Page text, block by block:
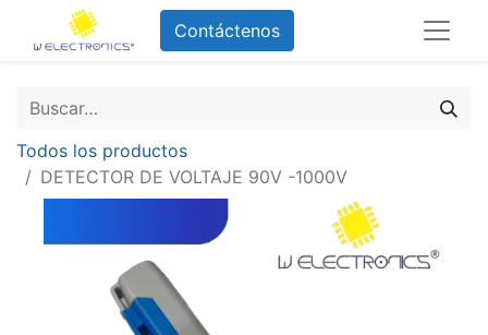
Contáctenos
Todos los productos
DETECTOR DE VOLTAJE 90V -1000V